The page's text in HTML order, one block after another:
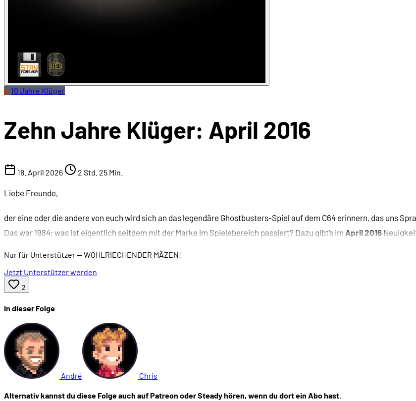
10 Jahre Klüger
Zehn Jahre Klüger: April 2016
18. April 2026 2 Std. 25 Min.
Liebe Freunde,
der eine oder die andere von euch wird sich an das legendäre Ghostbusters-Spiel auf dem C64 erinnern, das uns
Das war 1984; was ist eigentlich seitdem mit der Marke im Spielebereich passiert? Dazu gibt’s im April 2016
Nur für Unterstützer— WOHLRIECHENDER MÄZEN!
Jetzt Unterstützer werden
2
In dieser Folge
André Chris
Alternativ kannst du diese Folge auch auf Patreon oder Steady hören, wenn du dort ein Abo hast.